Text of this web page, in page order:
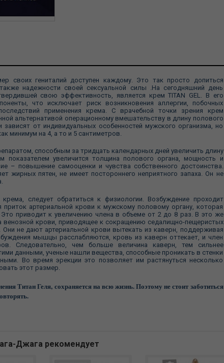
своих гениталий доступен каждому. Это так просто допиться
надежности своей сексуальной силы .На сегодняшний день
свою эффективность, является крем TITAN GEL. В его
что исключает риск возникновения аллергии, побочных
применения крема. С врачебной точки зрения крем
альтернативой операционному вмешательству в длину полового
от индивидуальных особенностей мужского организма, но
минимум на 4, а то и 5 сантиметров.
способным за тридцать календарных дней увеличить длину
показателем увеличится толщина полового органа, мощность и
– повышение самооценки и чувства собственного достоинства.
жирных пятен, не имеет постороннего неприятного запаха. Он не
следует обратиться к физиологии. Возбуждение проходит
приток артериальной крови к мужскому половому органу, которая
приводит к увеличению члена в объеме от 2 до 8 раз. В это же
венозной крови, приводящее к сокращению седалищно-пещеристых
не дают артериальной крови вытекать из каверн, поддерживая
мышцы расслабляются, кровь из каверн оттекает, и член
Следовательно, чем больше величина каверн, тем сильнее
данными, ученые нашли вещества, способные проникать в стенки
Во время эрекции это позволяет им растянуться несколько
этот размер.
Титан Геля, сохраняется на всю жизнь. Поэтому не стоит заботиться
Джага рекомендует